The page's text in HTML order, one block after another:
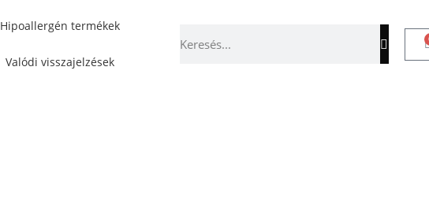
Hipoallergén termékek
Valódi visszajelzések